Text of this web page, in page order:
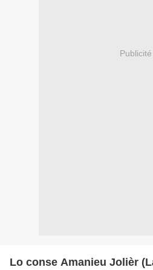
Publicité
Lo conse Amanieu Jolièr